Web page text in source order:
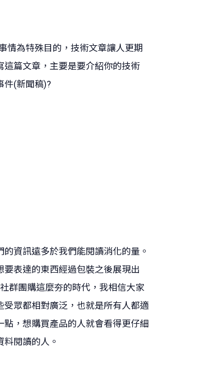
情為特殊目的，技術文章讓人更期
篇文章，主要是要介紹你的技術
件(新聞稿)?
資訊遠多於我們能閱讀消化的量。
表達的東西經過包裝之後展現出
群團購這麼夯的時代，我相信大家
眾都相對廣泛，也就是所有人都適
，想購買產品的人就會看得更仔細
閱讀的人。